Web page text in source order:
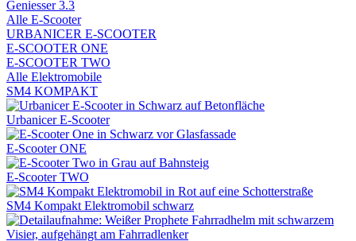
Geniesser 3.3
Alle E-Scooter
URBANICER E-SCOOTER
E-SCOOTER ONE
E-SCOOTER TWO
Alle Elektromobile
SM4 KOMPAKT
Urbanicer E-Scooter
E-Scooter ONE
E-Scooter TWO
SM4 Kompakt Elektromobil schwarz